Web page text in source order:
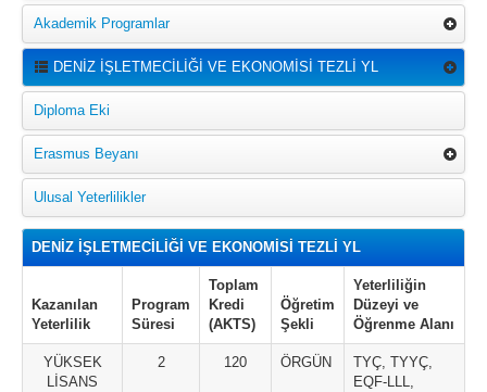
Akademik Programlar
DENİZ İŞLETMECİLİĞİ VE EKONOMİSİ TEZLİ YL
Diploma Eki
Erasmus Beyanı
Ulusal Yeterlilikler
DENİZ İŞLETMECİLİĞİ VE EKONOMİSİ TEZLİ YL
Kazanılan
Yeterlilik
Program
Süresi
Toplam
Kredi
(AKTS)
Öğretim
Şekli
Yeterliliğin
Düzeyi ve
Öğrenme Alanı
YÜKSEK
LİSANS
2 120 ÖRGÜN
TYÇ, TYYÇ,
EQF-LLL,